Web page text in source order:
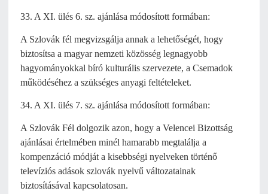
33. A XI. ülés 6. sz. ajánlása módosított formában:
A Szlovák fél megvizsgálja annak a lehetőségét, hogy
biztosítsa a magyar nemzeti közösség legnagyobb
hagyományokkal bíró kulturális szervezete, a Csemadok
működéséhez a szükséges anyagi feltételeket.
34. A XI. ülés 7. sz. ajánlása módosított formában:
A Szlovák Fél dolgozik azon, hogy a Velencei Bizottság
ajánlásai értelmében minél hamarabb megtalálja a
kompenzáció módját a kisebbségi nyelveken történő
televíziós adások szlovák nyelvű változatainak
biztosításával kapcsolatosan.